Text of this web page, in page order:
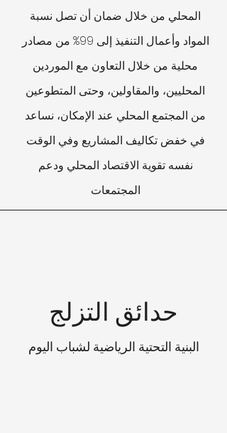
المحلي من خلال ضمان أن تصل نسبة
المواد وأعمال التنفيذ إلى 99% من مصادر
محلية من خلال التعاون مع الموردين
المحليين، والمقاولين، وحتى المتطوعين
من المجتمع المحلي عند الإمكان، نساعد
في خفض تكاليف المشاريع وفي الوقت
نفسه تقوية الاقتصاد المحلي ودعم
المجتمعات
حدائق التزلج
البنية التحتية الرياضية لشباب اليوم